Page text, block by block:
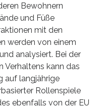
Bewohnern
und Füße
mit den
werden von einem
analysiert. Bei der
Verhaltens kann das
auf langjährige
Rollenspiele
ebenfalls von der EU